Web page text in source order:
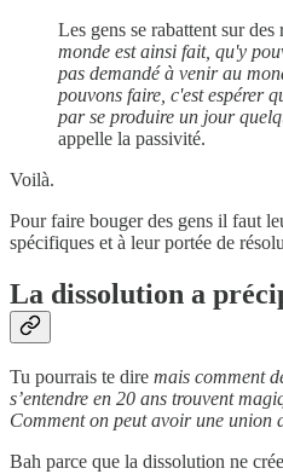
Les gens se rabattent sur
monde est ainsi fait, qu'y
pas demandé à venir au
pouvons faire, c'est espérer
par se produire un jour
appelle la passivité.
Voilà.
Pour faire bouger des gens il faut
spécifiques et à leur portée de
La dissolution a
Tu pourrais te dire mais comment
s’entendre en 20 ans trouvent
Comment on peut avoir une union
Bah parce que la dissolution ne